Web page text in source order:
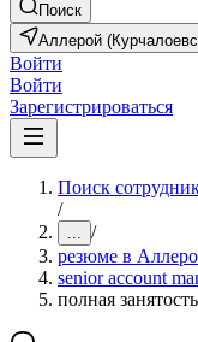
Поиск
Аллерой
Войти
Войти
Зарегистрироваться
Поиск
/
... /
резюме в
senior account
полная занятость